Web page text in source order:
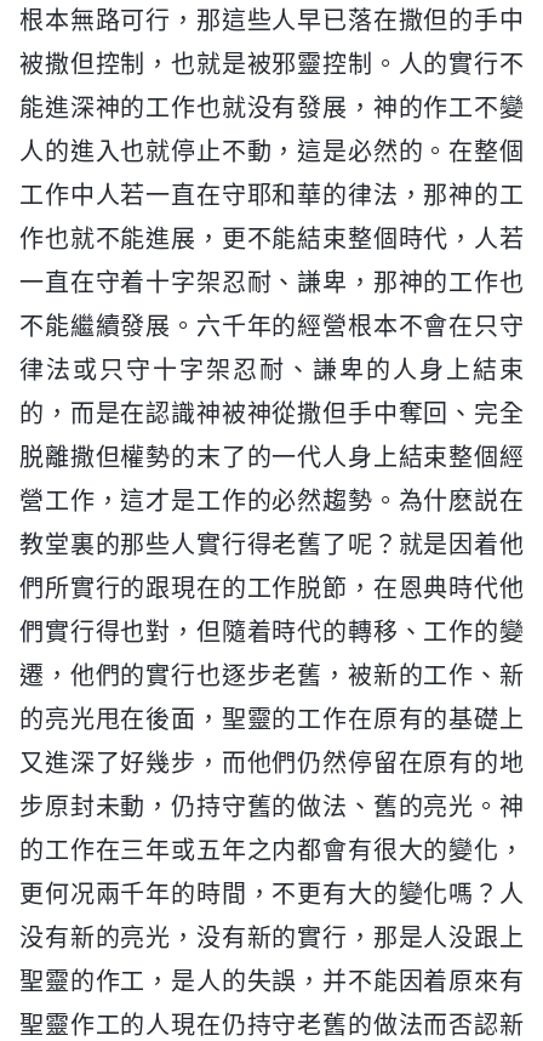
根本無路可行，那這些人早已落在撒但的手中
被撒但控制，也就是被邪靈控制。人的實行不
能進深神的工作也就没有發展，神的作工不變
人的進入也就停止不動，這是必然的。在整個
工作中人若一直在守耶和華的律法，那神的工
作也就不能進展，更不能結束整個時代，人若
一直在守着十字架忍耐、謙卑，那神的工作也
不能繼續發展。六千年的經營根本不會在只守
律法或只守十字架忍耐、謙卑的人身上結束
的，而是在認識神被神從撒但手中奪回、完全
脱離撒但權勢的末了的一代人身上結束整個經
營工作，這才是工作的必然趨勢。為什麽説在
教堂裏的那些人實行得老舊了呢？就是因着他
們所實行的跟現在的工作脱節，在恩典時代他
們實行得也對，但隨着時代的轉移、工作的變
遷，他們的實行也逐步老舊，被新的工作、新
的亮光甩在後面，聖靈的工作在原有的基礎上
又進深了好幾步，而他們仍然停留在原有的地
步原封未動，仍持守舊的做法、舊的亮光。神
的工作在三年或五年之内都會有很大的變化，
更何况兩千年的時間，不更有大的變化嗎？人
没有新的亮光，没有新的實行，那是人没跟上
聖靈的作工，是人的失誤，并不能因着原來有
聖靈作工的人現在仍持守老舊的做法而否認新